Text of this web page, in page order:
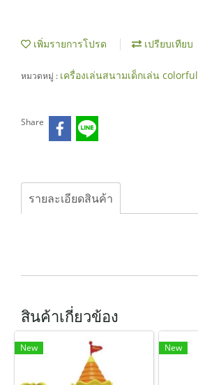
เพิ่มรายการโปรด เปรียบเทียบ
หมวดหมู่ : เครื่องเล่นสนามเด็กเล่น colorful
Share
รายละเอียดสินค้า
สินค้าเกี่ยวข้อง
New New